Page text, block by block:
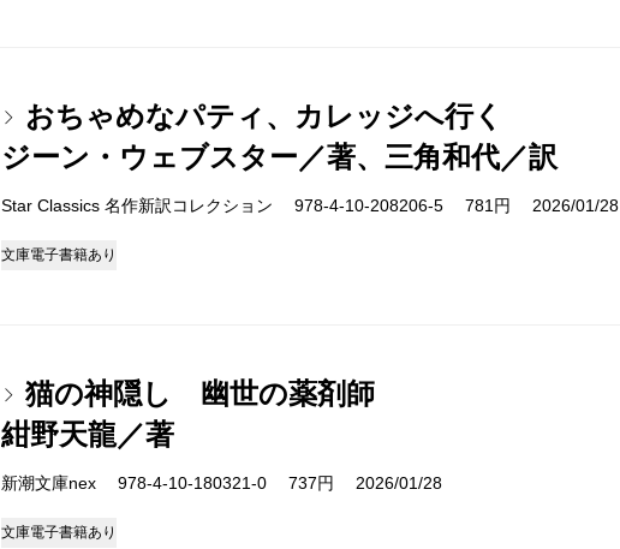
おちゃめなパティ、カレッジへ行く
ジーン・ウェブスター／著、三角和代／訳
Star Classics 名作新訳コレクション 978-4-10-208206-5 781円 2026/01/28
文庫電子書籍あり
猫の神隠し 幽世の薬剤師
紺野天龍／著
新潮文庫nex 978-4-10-180321-0 737円 2026/01/28
文庫電子書籍あり